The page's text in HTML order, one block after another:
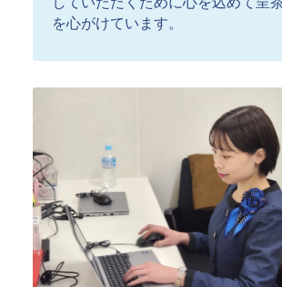
を心がけています。